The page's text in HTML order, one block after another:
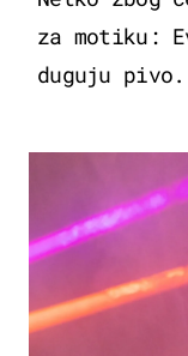
za motiku:
duguju
KULTURA &